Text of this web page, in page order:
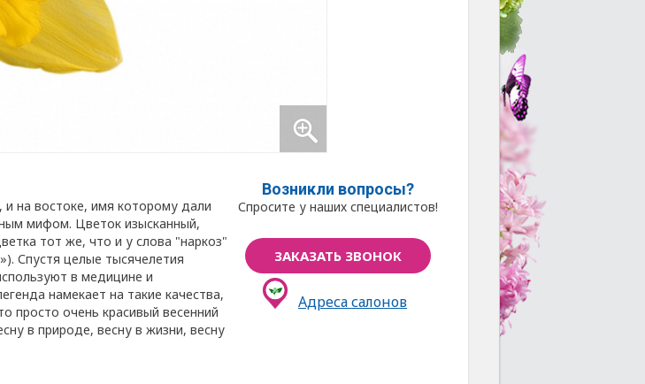
на востоке, имя которому дали
мифом. Цветок изысканный,
тот же, что и у слова "наркоз"
Спустя целые тысячелетия
в медицине и
намекает на такие качества,
просто очень красивый весенний
в природе, весну в жизни, весну
Возникли вопросы?
Спросите у наших специалистов!
ЗАКАЗАТЬ ЗВОНОК
Адреса салонов